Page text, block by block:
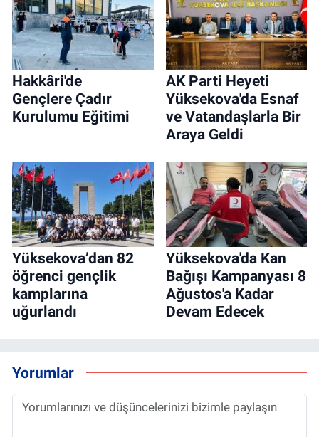
Hakkâri'de
Gençlere Çadır
Kurulumu Eğitimi
AK Parti Heyeti
Yüksekova'da Esnaf
ve Vatandaşlarla Bir
Araya Geldi
Yüksekova’dan 82
öğrenci gençlik
kamplarına
uğurlandı
Yüksekova'da Kan
Bağışı Kampanyası 8
Ağustos'a Kadar
Devam Edecek
Yorumlar